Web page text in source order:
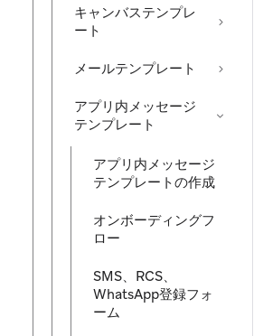
キャンバステンプレ
ート
メールテンプレート
アプリ内メッセージ
テンプレート
アプリ内メッセージ
テンプレートの作成
オンボーディングフ
ロー
SMS、RCS、
WhatsApp登録フォ
ーム